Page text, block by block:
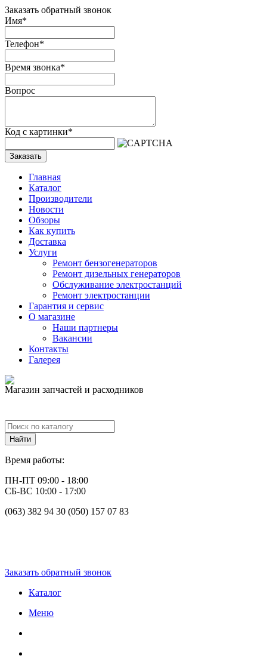
Заказать обратный звонок
Имя*
Телефон*
Время звонка*
Вопрос
Код с картинки*
Заказать
Главная
Каталог
Производители
Новости
Обзоры
Как купить
Доставка
Услуги
Ремонт бензогенераторов
Ремонт дизельных генераторов
Обслуживание электростанций
Ремонт электростанции
Гарантия и сервис
О магазине
Наши партнеры
Вакансии
Контакты
Галерея
Магазин запчастей и расходников
Время работы:
ПН-ПТ 09:00 - 18:00
СБ-ВС 10:00 - 17:00
(063) 382 94 30 (050) 157 07 83
Заказать обратный звонок
Каталог
Меню